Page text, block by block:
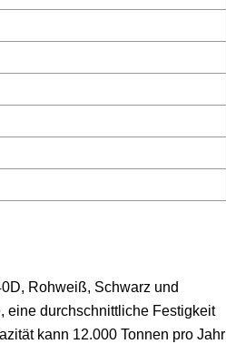
Rohweiß, Schwarz und
eine durchschnittliche Festigkeit
kann 12.000 Tonnen pro Jahr